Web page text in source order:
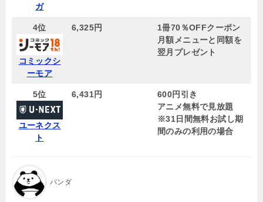
ガ
4位
コミックシ
ーモア
6,325円
1冊70％OFFクーポン
月額メニューと同額を
翌月プレゼント
5位
ユーネクス
ト
6,431円
600円引き
アニメ無料で見放題
※31日間無料お試し期
間のみの利用の場合
パンダ